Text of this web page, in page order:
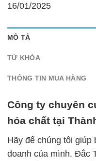
16/01/2025
MÔ TẢ
TỪ KHÓA
THÔNG TIN MUA HÀNG
Công ty chuyên
hóa chất tại
Hãy để chúng tôi
doanh của mình. Đắc